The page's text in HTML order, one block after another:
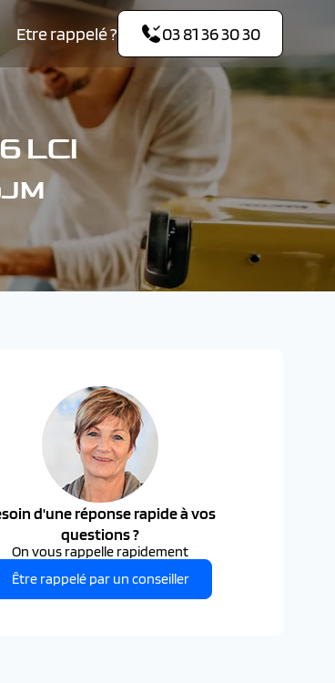
Etre rappelé ? 03 81 36 30 30
LCI
d'une réponse rapide à vos
questions ?
On vous rappelle rapidement
Être rappelé par un conseiller